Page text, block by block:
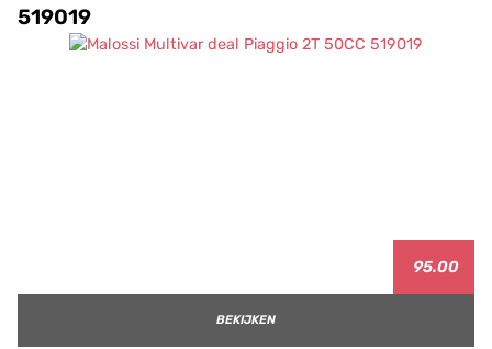
519019
95.00
BEKIJKEN